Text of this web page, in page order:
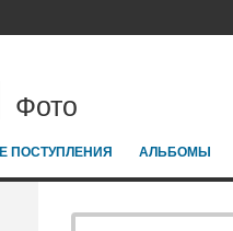
Фото
ПОСТУПЛЕНИЯ АЛЬБОМЫ